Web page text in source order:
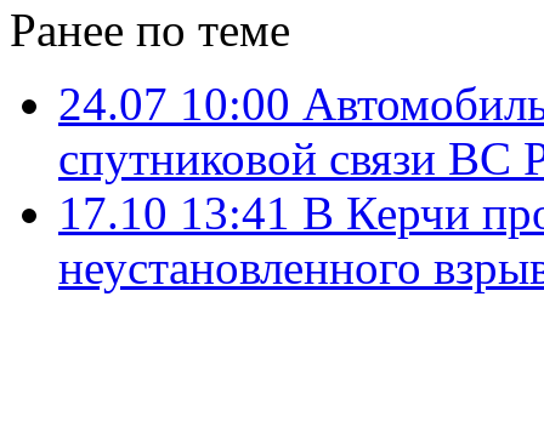
Ранее по теме
24.07 10:00
спутниковой связи ВС
17.10 13:41 В Керчи
неустановленного